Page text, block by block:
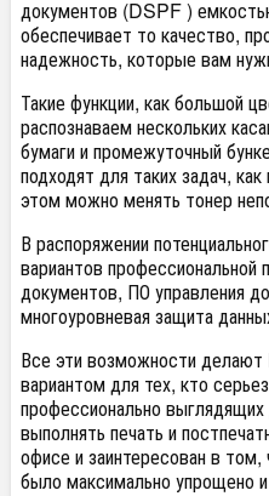
документов (DSPF )
обеспечивает то качество,
надежность, которые вам
Такие функции, как большой
распознаваем нескольких
бумаги и промежуточный
подходят для таких задач,
этом можно менять тонер
В распоряжении
вариантов профессиональной
документов, ПО управления
многоуровневая защита
Все эти возможности
вариантом для тех, кто
профессионально
выполнять печать и
офисе и заинтересован в
было максимально упрощено